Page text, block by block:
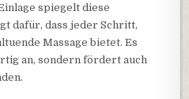
spiegelt diese
dafür, dass jeder Schritt,
Massage bietet. Es
an, sondern fördert auch